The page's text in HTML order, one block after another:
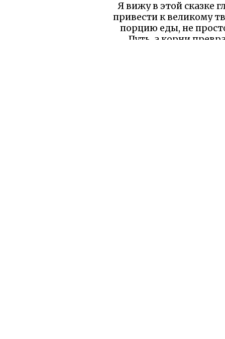
Я вижу в этой сказке
привести к великому
порцию еды, не
Путь, а корни